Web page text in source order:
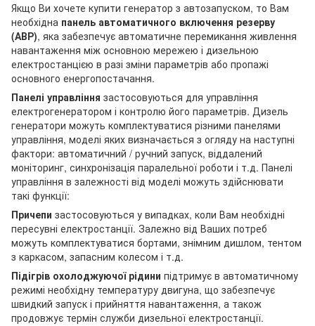
Якщо Ви хочете купити генератор з автозапуском, то Вам
необхідна панель автоматичного включення резерву
(АВР), яка забезпечує автоматичне перемикання живлення
навантаження між основною мережею і дизельною
електростанцією в разі зміни параметрів або пропажі
основного енергопостачання.
Панелі управління застосовуються для управління
електрогенератором і контролю його параметрів. Дизель
генератори можуть комплектуватися різними панелями
управління, моделі яких визначається з огляду на наступні
фактори: автоматичний / ручний запуск, віддалений
моніторинг, синхронізація паралельної роботи і т.д. Панелі
управління в залежності від моделі можуть здійснювати
такі функції:
Причепи застосовуються у випадках, коли Вам необхідні
пересувні електростанції. Залежно від Ваших потреб
можуть комплектуватися бортами, знімним дишлом, тентом
з каркасом, запасним колесом і т.д.
Підігрів охолоджуючої рідини підтримує в автоматичному
режимі необхідну температуру двигуна, що забезпечує
швидкий запуск і прийняття навантаження, а також
продовжує термін служби дизельної електростанції.